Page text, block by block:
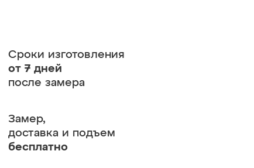
Сроки изготовления
от 7 дней
после замера
Замер,
доставка и подъем
бесплатно